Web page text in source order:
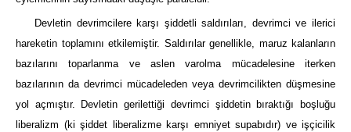
Devletin devrimcilere karşı şiddetli saldırıları, devrimci ve ilerici
hareketin toplamını etkilemiştir. Saldırılar genellikle, maruz kalanların
bazılarını toparlanma ve aslen varolma mücadelesine iterken
bazılarının da devrimci mücadeleden veya devrimcilikten düşmesine
yol açmıştır. Devletin gerilettiği devrimci şiddetin bıraktığı boşluğu
liberalizm (ki şiddet liberalizme karşı emniyet supabıdır) ve işçicilik